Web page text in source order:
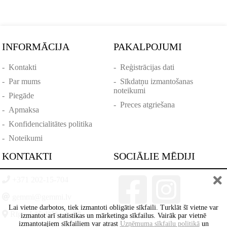
INFORMĀCIJA
-Kontakti
-Par mums
-Piegāde
- Apmaksa
-Konfidencialitātes politika
-Noteikumi
PAKALPOJUMI
- Reģistrācijas dati
- Sīkdatņu izmantošanas
noteikumi
- Preces atgriešana
KONTAKTI
Rīga, Lāčplēšā iela 88
SOCIĀLIE MĒDIJI
Lai vietne darbotos, tiek izmantoti obligātie sīkfaili. Turklāt šī vietne var
izmantot arī statistikas un mārketinga sīkfailus. Vairāk par vietnē
izmantotajiem sīkfailiem var atrast Uzņēmuma sīkfailu politikāun